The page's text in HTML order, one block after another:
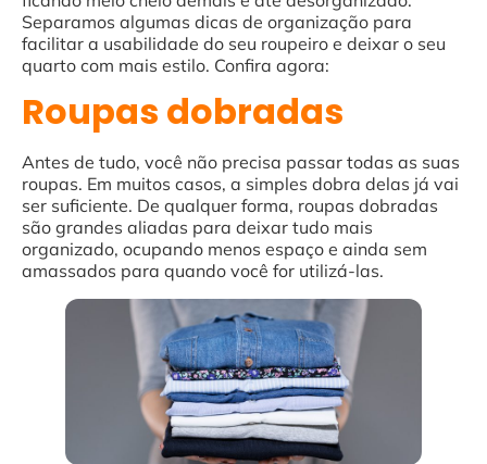
Separamos algumas dicas de organização para
facilitar a usabilidade do seu roupeiro e deixar o seu
quarto com mais estilo. Confira agora:
Roupas dobradas
Antes de tudo, você não precisa passar todas as suas
roupas. Em muitos casos, a simples dobra delas já vai
ser suficiente. De qualquer forma, roupas dobradas
são grandes aliadas para deixar tudo mais
organizado, ocupando menos espaço e ainda sem
amassados para quando você for utilizá-las.